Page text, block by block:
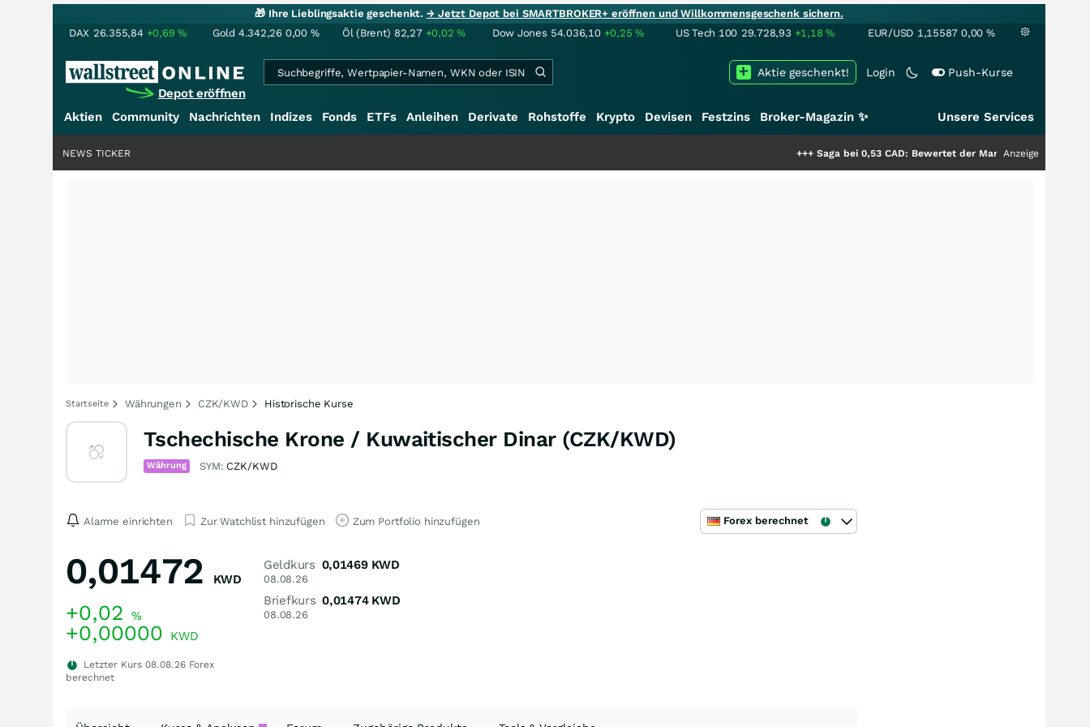
🎁 Ihre Lieblingsaktie geschenkt.→ Jetzt Depot bei SMARTBROKER+ eröffnen und Willkommensgeschenk sichern.
DAX 26.355,84 +0,69% Gold 4.342,26 0,00 % Öl (Brent) 82,27 +0,02% Dow Jones 54.036,10 +0,25% US Tech 100 29.728,93 +1,18% EUR/USD 1,15587 0,00 %
Depot eröffnen
Login Push-Kurse
Aktie geschenkt!
Aktien Community Nachrichten Indizes Fonds ETFs Anleihen Derivate Rohstoffe Krypto Devisen Festzins Broker-Magazin ✨ Unsere Services
Saga bei 0,53 CAD: Bewertet der Markt noch immer nur die Hälfte
Anzeige
NEWS TICKER
Startseite Währungen CZK/KWD Historische Kurse
Tschechische Krone / Kuwaitischer Dinar (CZK/KWD)
Währung SYM: CZK/KWD
Alarme einrichten Zur Watchlist hinzufügen Zum Portfolio hinzufügen Forex berechnet
0,01472 KWD
+0,02 %
+0,00000 KWD
Letzter Kurs 08.08.26 Forex
berechnet
Geldkurs
08.08.26
0,01469 KWD
Briefkurs
08.08.26
0,01474 KWD